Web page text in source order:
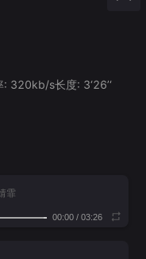
: 320kb/s长度: 3‘26’‘
霏
00:00/ 03:26